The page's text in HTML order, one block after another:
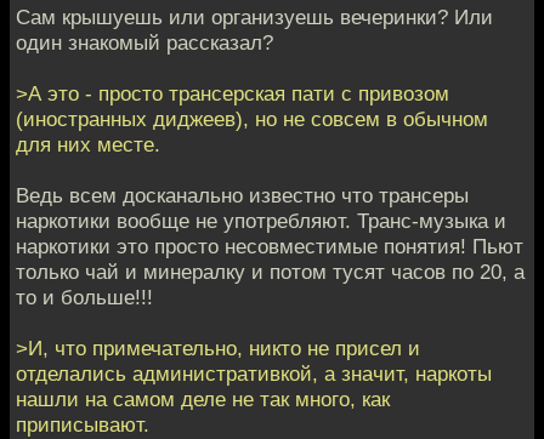
Сам крышуешь или организуешь вечеринки? Или
один знакомый рассказал?
>А это - просто трансерская пати с привозом
(иностранных диджеев), но не совсем в обычном
для них месте.
Ведь всем досканально известно что трансеры
наркотики вообще не употребляют. Транс-музыка и
наркотики это просто несовместимые понятия! Пьют
только чай и минералку и потом тусят часов по 20, а
то и больше!!!
>И, что примечательно, никто не присел и
отделались административкой, а значит, наркоты
нашли на самом деле не так много, как
приписывают.